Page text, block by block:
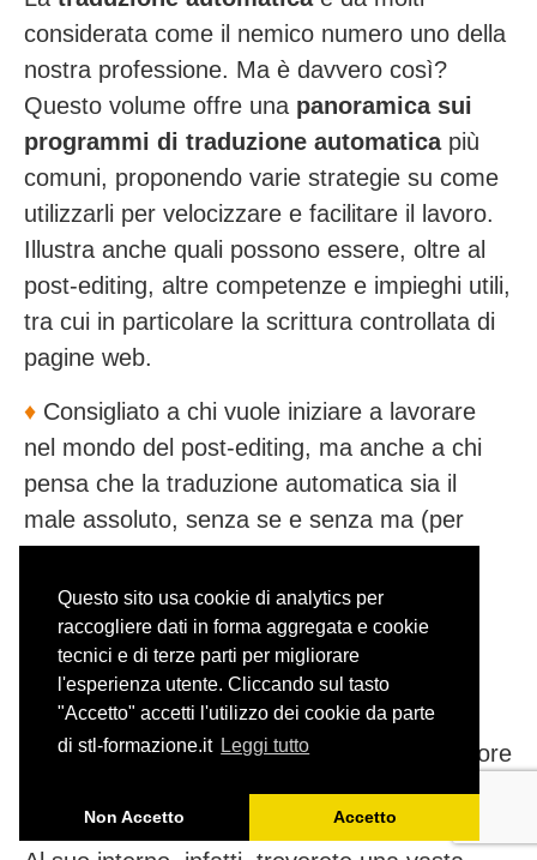
Questo sito usa cookie di analytics per
raccogliere dati in forma aggregata e cookie
tecnici e di terze parti per migliorare
l'esperienza utente. Cliccando sul tasto
"Accetto" accetti l'utilizzo dei cookie da parte
di stl-formazione.it Leggi tutto
Non Accetto Accetto
considerata come il nemico numero uno della
nostra professione. Ma è davvero così?
Questo volume offre una panoramica sui
programmi di traduzione automaticapiù
comuni, proponendo varie strategie su come
utilizzarli per velocizzare e facilitare il lavoro.
Illustra anche quali possono essere, oltre al
post-editing, altre competenze e impieghi utili,
tra cui in particolare la scrittura controllata di
pagine web.
♦️ Consigliato a chi vuole iniziare a lavorare
nel mondo del post-editing, ma anche a chi
pensa che la traduzione automatica sia il
male assoluto, senza se e senza ma (per
Dizionario della moda
Mariella Lorusso | Zanichelli
Quello dellatraduzione di moda
è un settore
in cui, purtroppo, i libri dedicati scarseggiano.
Questo dizionario è una piacevole eccezione.